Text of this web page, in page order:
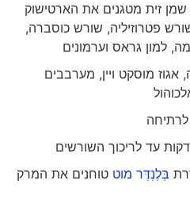
זית מטגנים את הארטישוק
פטרוזיליה, שורש כוסברה,
גראס וערמונים
מוסקט ויין, מערבבים
בְּלֶנְדֶּר מוטטוחנים את המרק